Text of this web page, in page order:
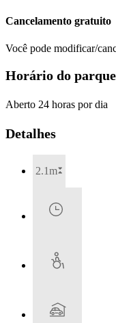
Cancelamento gratuito
Você pode modificar/
Horário do
Aberto 24 horas por dia
Detalhes
2.1m